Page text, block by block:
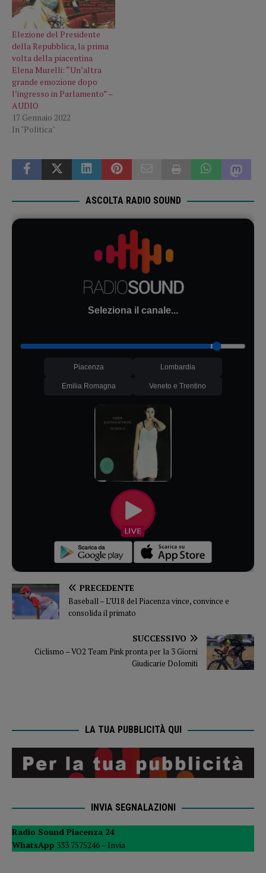
Elezione del Presidente
della Repubblica, la prima
volta della piacentina
Elena Murelli: “Un’altra
grande emozione dopo
l’ingresso in Parlamento” –
AUDIO
17 Gennaio 2022
In "Politica"
ASCOLTA RADIO SOUND
Seleziona il canale...
Piacenza Lombardia
Emilia Romagna Veneto e Trentino
PRECEDENTE
Baseball – L’U18 del Piacenza vince, convince e
consolida il primato
SUCCESSIVO
Ciclismo – VO2 Team Pink pronta per la 3 Giorni
Giudicarie Dolomiti
LA TUA PUBBLICITÀ QUI
INVIA SEGNALAZIONI
Radio Sound Piacenza 24
WhatsApp 333 7575246 – Invia